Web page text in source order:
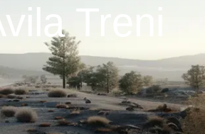
Treni